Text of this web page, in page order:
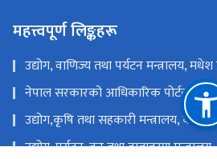
महत्त्वपूर्ण लिङ्कहरू
उद्योग, वाणिज्य तथा पर्यटन मन्त्रालय,
नेपाल सरकारको आधिकारिक पोर्टल
उद्योग,कृषि तथा सहकारी मन्त्रालय, कोशी
उद्योग, पर्यटन, वन तथा वातावरण